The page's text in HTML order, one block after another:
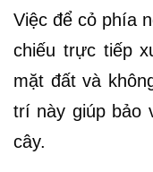
Việc để cỏ phía
chiếu trực tiếp
mặt đất và
trí này giúp bảo
cây.